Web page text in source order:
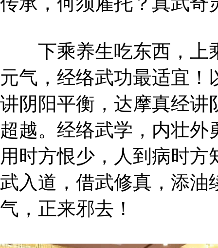
下乘养生吃东西，上
元气，经络武功最适宜
讲阴阳平衡，达摩真经讲
超越。经络武学，内壮
用时方恨少，人到病时
武入道，借武修真，添油
气，正来邪去！